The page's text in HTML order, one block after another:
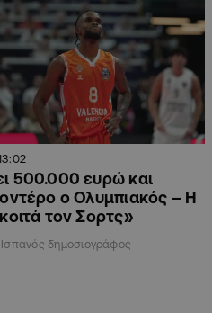
500.000 ευρώ και
ο Ολυμπιακός – Η
τον Σορτς»
Ισπανός δημοσιογράφος